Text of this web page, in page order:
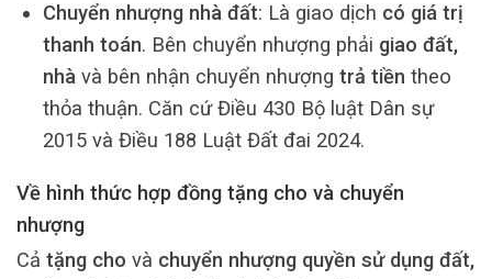
Chuyển nhượng nhà đất: Là giao dịch có giá trị
thanh toán. Bên chuyển nhượng phải giao đất,
nhàvà bên nhận chuyển nhượng trả tiền theo
thỏa thuận. Căn cứ Điều 430 Bộ luật Dân sự
2015 và Điều 188 Luật Đất đai 2024.
Về hình thức hợp đồng tặng cho và chuyển
nhượng
Cả tặng cho và chuyển nhượng quyền sử dụng đất,